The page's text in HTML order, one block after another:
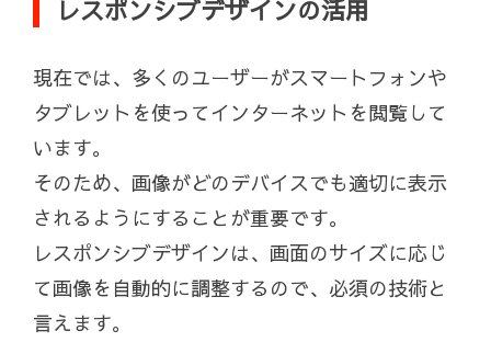
レスポンシブデザインの活用
現在では、多くのユーザーがスマートフォンや
タブレットを使ってインターネットを閲覧して
います。
そのため、画像がどのデバイスでも適切に表示
されるようにすることが重要です。
レスポンシブデザインは、画面のサイズに応じ
て画像を自動的に調整するので、必須の技術と
言えます。